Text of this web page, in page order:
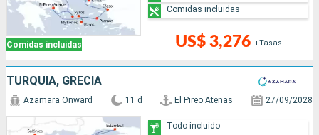
Comidas incluidas US$ 3,276 +Tasas
Comidas incluidas
TURQUÍA, GRECIA
Azamara Onward 11 d El Pireo Atenas 27/09/2028
Todo incluido